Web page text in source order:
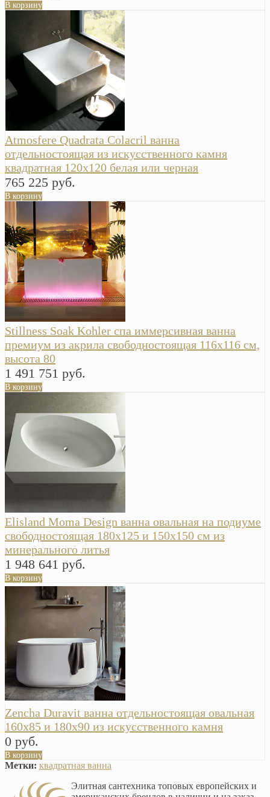
В корзину
Atmosfere Quadrata Colacril ванна
отдельностоящая из искусственного камня
квадратная 120x120 белая или черная
765 225 руб.
В корзину
Stillness Soak Kohler спа иммерсивная ванна
премиум из акрила свободностоящая 116х116 см,
высота 80
1 491 751 руб.
В корзину
Elisland Moma Design ванна овальная на подиуме
свободностоящая 180х125 и 150х150 см из
минерального литья
1 948 641 руб.
В корзину
Zencha Duravit ванна отдельностоящая овальная
160х85 и 180х90 из искусственного камня
0 руб.
В корзину
Метки: квадратная ванна
Элитная сантехника топовых европейских и